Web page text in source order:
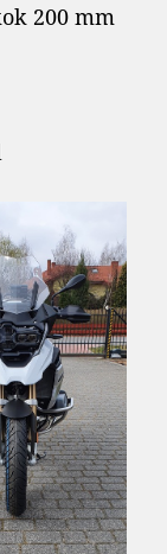
200 mm